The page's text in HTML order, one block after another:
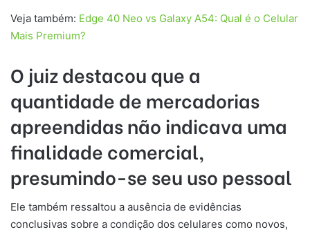
Veja também: Edge 40 Neo vs Galaxy A54: Qual é o Celular
Mais Premium?
O juiz destacou que a
quantidade de mercadorias
apreendidas não indicava uma
finalidade comercial,
presumindo-se seu uso pessoal
Ele também ressaltou a ausência de evidências
conclusivas sobre a condição dos celulares como novos,